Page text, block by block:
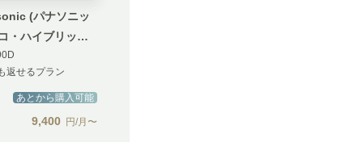
(パナソニッ
・ハイブリッド
類乾燥除湿機
返せるプラン
あとから購入可能
9,400 円/月〜